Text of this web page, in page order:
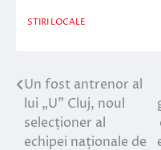
STIRI LOCALE
Navigare
în
Un fost antrenor al
lui „U” Cluj, noul
selecționer al
echipei naționale de